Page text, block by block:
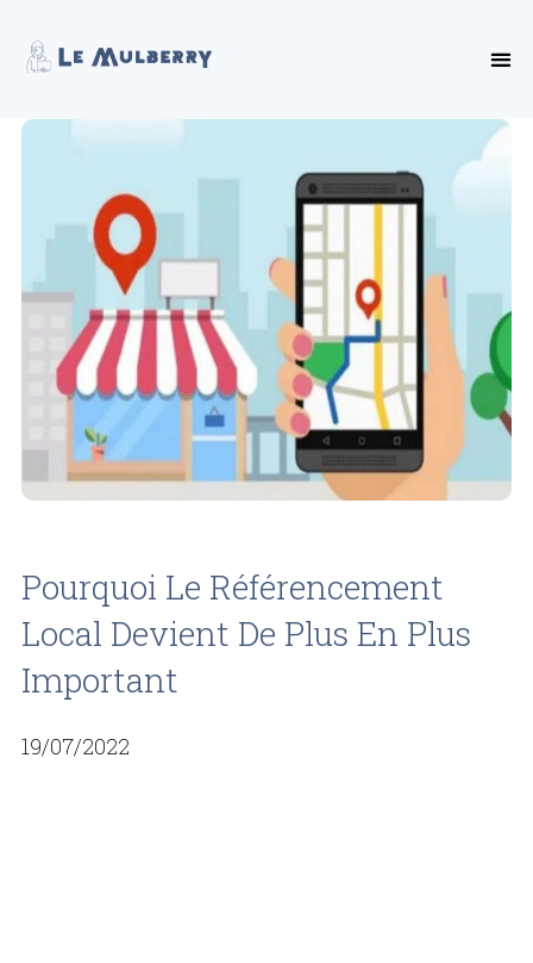
Pourquoi Le Référencement
Local Devient De Plus En Plus
Important
19/07/2022